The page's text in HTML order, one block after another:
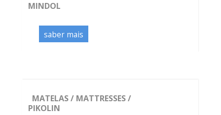
MINDOL
saber mais
MATELAS / MATTRESSES /
PIKOLIN